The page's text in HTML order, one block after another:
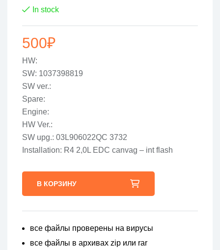
In stock
500₽
HW:
SW: 1037398819
SW ver.:
Spare:
Engine:
HW Ver.:
SW upg.: 03L906022QC 3732
Installation: R4 2,0L EDC canvag – int flash
В КОРЗИНУ
все файлы проверены на вирусы
все файлы в архивах zip или rar